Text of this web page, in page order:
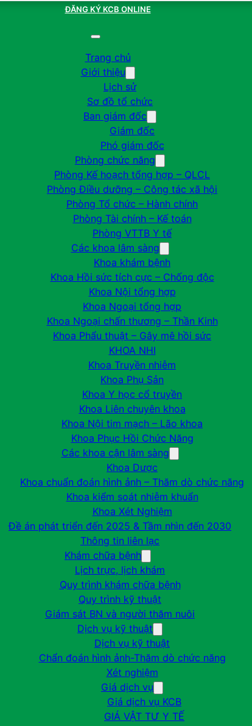
ĐĂNG KÝ KCB ONLINE
Trang chủ
Giới thiệu
Lịch sử
Sơ đồ tổ chức
Ban giám đốc
Giám đốc
Phó giám đốc
Phòng chức năng
Phòng Kế hoạch tổng hợp – QLCL
Phòng Điều dưỡng – Công tác xã hội
Phòng Tổ chức – Hành chính
Phòng Tài chính – Kế toán
Phòng VTTB Y tế
Các khoa lâm sàng
Khoa khám bệnh
Khoa Hồi sức tích cực – Chống độc
Khoa Nội tổng hợp
Khoa Ngoại tổng hợp
Khoa Ngoại chấn thương – Thần Kinh
Khoa Phẩu thuật – Gây mê hồi sức
KHOA NHI
Khoa Truyền nhiễm
Khoa Phụ Sản
Khoa Y học cổ truyền
Khoa Liên chuyên khoa
Khoa Nội tim mạch – Lão khoa
Khoa Phục Hồi Chức Năng
Các khoa cận lâm sàng
Khoa Dược
Khoa chuẩn đoán hình ảnh – Thăm dò chức năng
Khoa kiểm soát nhiễm khuẩn
Khoa Xét Nghiệm
Đề án phát triển đến 2025 & Tầm nhìn đến 2030
Thông tin liên lạc
Khám chữa bệnh
Lịch trực, lịch khám
Quy trình khám chữa bệnh
Quy trình kỹ thuật
Giám sát BN và người thăm nuôi
Dịch vụ kỹ thuật
Dịch vụ kỹ thuật
Chẩn đoán hình ảnh-Thăm dò chức năng
Xét nghiệm
Giá dịch vụ
Giá dịch vụ KCB
GIÁ VẬT TƯ Y TẾ